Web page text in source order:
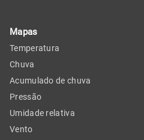
Mapas
Temperatura
Chuva
Acumulado de chuva
Pressão
Umidade relativa
Vento